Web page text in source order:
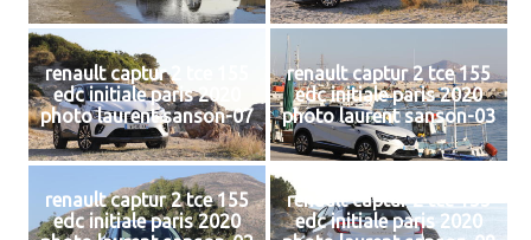
renault captur 2 tce 155
edc initiale paris 2020
photo laurent sanson-07
renault captur 2 tce 155
edc initiale paris 2020
photo laurent sanson-03
renault captur 2 tce 155
edc initiale paris 2020
renault captur 2 tce 155
edc initiale paris 2020